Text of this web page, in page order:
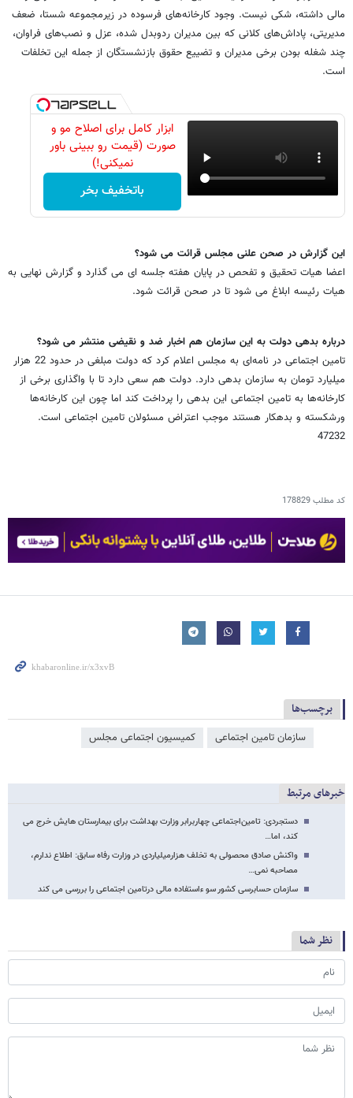
مالی داشته، شکی نیست. وجود کارخانه‌های فرسوده در زیرمجموعه شستا، ضعف
مدیریتی، پاداش‌های کلانی که بین مدیران ردوبدل شده، عزل و نصب‌های فراوان،
چند شغله بودن برخی مدیران و تضییع حقوق بازنشستگان از جمله این تخلفات
است.
ابزار کامل برای اصلاح مو و
صورت (قیمت رو ببینی باور
نمیکنی!)
باتخفیف بخر
این گزارش در صحن علنی مجلس قرائت می شود؟
اعضا هیات تحقیق و تفحص در پایان هفته جلسه ای می گذارد و گزارش نهایی به
هیات رئیسه ابلاغ می شود تا در صحن قرائت شود.
درباره بدهی دولت به این سازمان هم اخبار ضد و نقیضی منتشر می شود؟
تامین اجتماعی در نامه‌ای به مجلس اعلام کرد که دولت مبلغی در حدود 22 هزار
میلیارد تومان به سازمان بدهی دارد. دولت هم سعی دارد تا با واگذاری برخی از
کارخانه‌ها به تامین اجتماعی این بدهی را پرداخت کند اما چون این کارخانه‌ها
ورشکسته و بدهکار هستند موجب اعتراض مسئولان تامین اجتماعی است.
47232
کد مطلب178829
برچسب‌ها
سازمان تامین اجتماعی کمیسیون اجتماعی مجلس
خبرهای مرتبط
دستجردی: تامین‌اجتماعی چهاربرابر وزارت بهداشت برای بیمارستان هایش خرج می
کند، اما…
واکنش صادق محصولی به تخلف هزارمیلیاردی در وزارت رفاه سابق: اطلاع ندارم،
مصاحبه نمی…
سازمان حسابرسی کشور سو ءاستفاده مالی درتامین اجتماعی را بررسی می کند
نظر شما